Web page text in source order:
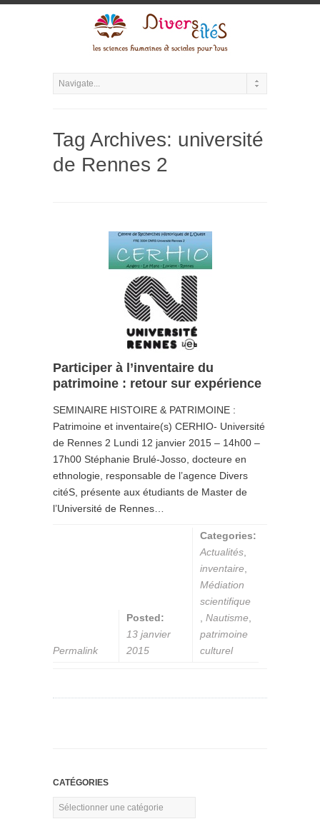
Tag Archives: université
de Rennes 2
Participer à l’inventaire du
patrimoine : retour sur expérience
SEMINAIRE HISTOIRE & PATRIMOINE :
Patrimoine et inventaire(s) CERHIO- Université
de Rennes 2 Lundi 12 janvier 2015 – 14h00 –
17h00 Stéphanie Brulé-Josso, docteure en
ethnologie, responsable de l’agence Divers
citéS, présente aux étudiants de Master de
l’Université de Rennes…
Permalink
Posted:
13 janvier
2015
Categories:
Actualités
inventaire
Médiation
scientifique
Nautisme
patrimoine
culturel
CATÉGORIES
Catégories